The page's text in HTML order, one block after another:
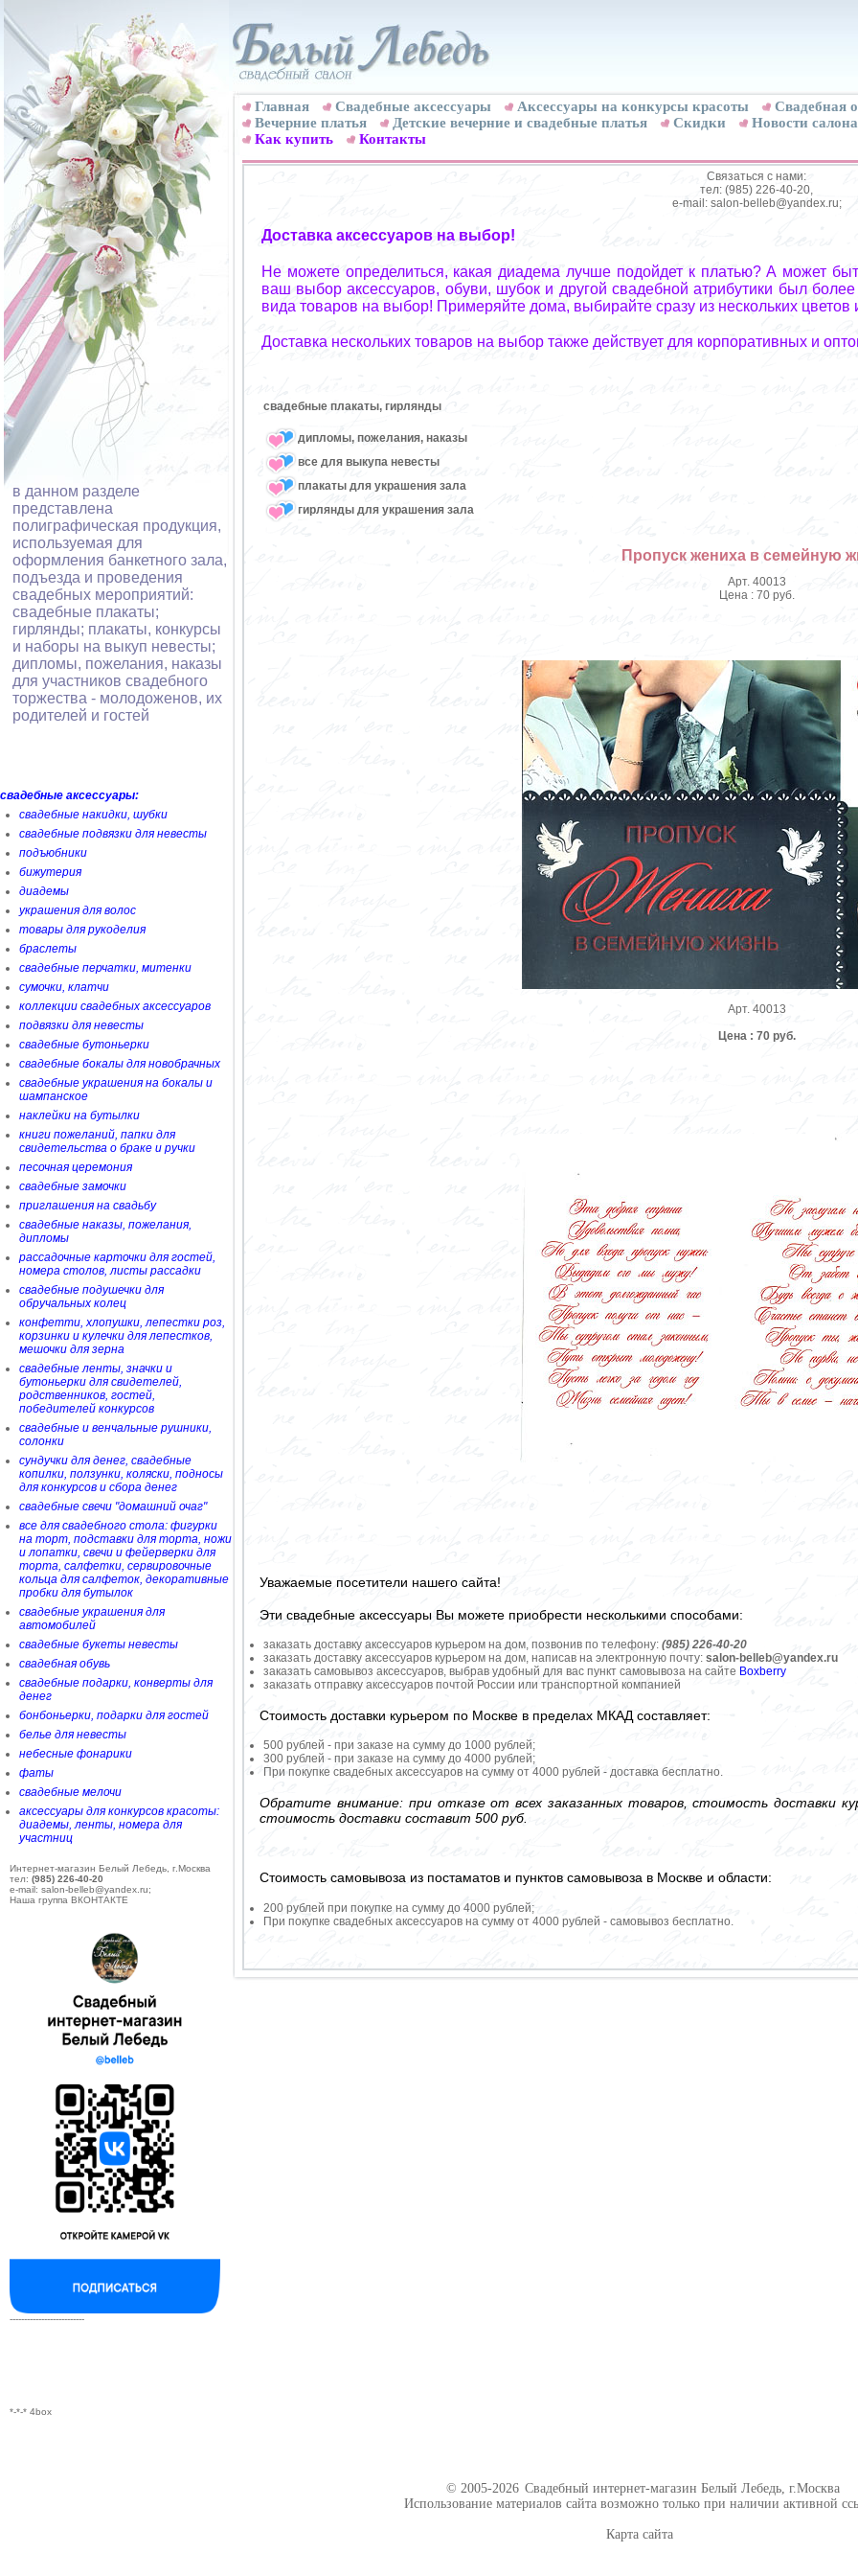
в данном разделе
представлена
полиграфическая продукция,
используемая для
оформления банкетного зала,
подъезда и проведения
свадебных мероприятий:
свадебные плакаты;
гирлянды; плакаты, конкурсы
и наборы на выкуп невесты;
дипломы, пожелания, наказы
для участников свадебного
торжества - молодоженов, их
родителей и гостей
свадебные аксессуары:
свадебные накидки, шубки
свадебные подвязки для невесты
подъюбники
бижутерия
диадемы
украшения для волос
товары для рукоделия
браслеты
свадебные перчатки, митенки
сумочки, клатчи
коллекции свадебных аксессуаров
подвязки для невесты
свадебные бутоньерки
свадебные бокалы для новобрачных
свадебные украшения на бокалы и
шампанское
наклейки на бутылки
книги пожеланий, папки для
свидетельства о браке и ручки
песочная церемония
свадебные замочки
приглашения на свадьбу
свадебные наказы, пожелания,
дипломы
рассадочные карточки для гостей,
номера столов, листы рассадки
свадебные подушечки для
обручальных колец
конфетти, хлопушки, лепестки роз,
корзинки и кулечки для лепестков,
мешочки для зерна
свадебные ленты, значки и
бутоньерки для свидетелей,
родственников, гостей,
победителей конкурсов
свадебные и венчальные рушники,
солонки
сундучки для денег, свадебные
копилки, ползунки, коляски, подносы
для конкурсов и сбора денег
свадебные свечи "домашний очаг"
все для свадебного стола: фигурки
на торт, подставки для торта, ножи
и лопатки, свечи и фейерверки для
торта, салфетки, сервировочные
кольца для салфеток, декоративные
пробки для бутылок
свадебные украшения для
автомобилей
свадебные букеты невесты
свадебная обувь
свадебные подарки, конверты для
денег
бонбоньерки, подарки для гостей
белье для невесты
небесные фонарики
фаты
свадебные мелочи
аксессуары для конкурсов красоты:
диадемы, ленты, номера для
участниц
Интернет-магазин Белый Лебедь, г.Москва
тел: (985) 226-40-20
e-mail: salon-belleb@yandex.ru;
Наша группа ВКОНТАКТЕ
--------------------------
*-*-* 4box
Главная Свадебные аксессуары Аксессуары на конкурсы красоты
Свадебная
Вечерние платья
Детские вечерние и свадебные платья Скидки
Новости салона
Как купить
Контакты
Связаться с нами:
тел: (985) 226-40-20,
e-mail: salon-belleb@yandex.ru;
Доставка аксессуаров на выбор!
Не можете определиться, какая диадема лучше подойдет к платью? А может
ваш выбор аксессуаров, обуви, шубок и другой свадебной атрибутики был
вида товаров на выбор! Примеряйте дома, выбирайте сразу из нескольких цветов
Доставка нескольких товаров на выбор также действует для корпоративных и
свадебные плакаты, гирлянды
дипломы, пожелания, наказы
все для выкупа невесты
плакаты для украшения зала
гирлянды для украшения зала
Пропуск жениха в семейную
Арт. 40013
Цена : 70 руб.
Арт. 40013
Цена : 70 руб.
Уважаемые посетители нашего сайта!
Эти свадебные аксессуары Вы можете приобрести несколькими способами:
заказать доставку аксессуаров курьером на дом, позвонив по телефону: (985) 226-40-20
заказать доставку аксессуаров курьером на дом, написав на электронную почту: salon-belleb@yandex.ru
заказать самовывоз аксессуаров, выбрав удобный для вас пункт самовывоза на сайте Boxberry
заказать отправку аксессуаров почтой России или транспортной компанией
Стоимость доставки курьером по Москве в пределах МКАД составляет:
500 рублей - при заказе на сумму до 1000 рублей;
300 рублей - при заказе на сумму до 4000 рублей;
При покупке свадебных аксессуаров на сумму от 4000 рублей - доставка бесплатно.
Обратите внимание: при отказе от всех заказанных товаров, стоимость доставки
стоимость доставки составит 500 руб.
Стоимость самовывоза из постаматов и пунктов самовывоза в Москве и области:
200 рублей при покупке на сумму до 4000 рублей;
При покупке свадебных аксессуаров на сумму от 4000 рублей - самовывоз бесплатно.
© 2005-2026 Свадебный интернет-магазин Белый Лебедь, г.Москва
Использование материалов сайта возможно только при наличии активной
Карта сайта